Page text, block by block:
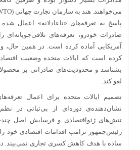
پاسخ به تعرفه‌های «ناعادلانه» اعمال
صادرات خودرو، تعرفه‌های
آمریکایی آماده کرده است. در همین حال،
کرده است که ایالات متحده وضعیت
بشناسد و محدودیت‌های صادراتی بر
لغو کند.
نشان‌دهنده‌ی دوره‌ای از بی‌ثباتی در
تنش‌های ژئواقتصادی و فرسایش اصل
رئیس‌جمهور ترامپ اقدامات اقتصادی خود
ساده با هدف کاهش کسری تجاری نمی‌بیند.